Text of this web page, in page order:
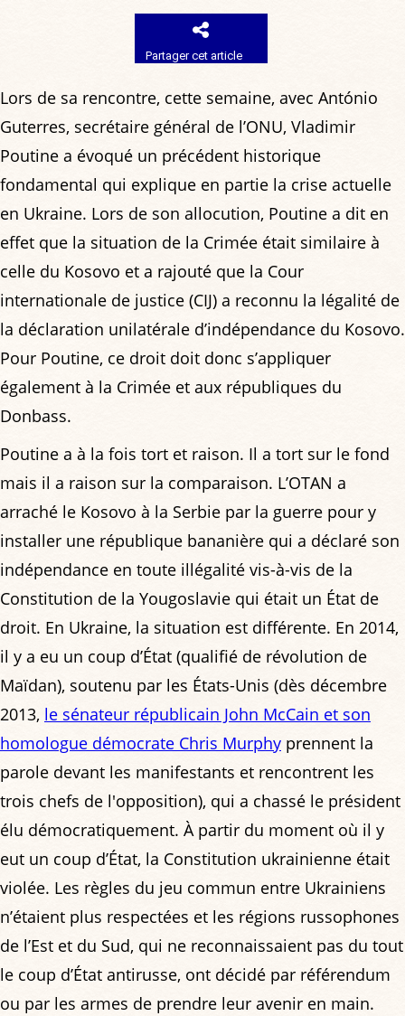
Partager cet article
Lors de sa rencontre, cette semaine, avec António
Guterres, secrétaire général de l’ONU, Vladimir
Poutine a évoqué un précédent historique
fondamental qui explique en partie la crise actuelle
en Ukraine. Lors de son allocution, Poutine a dit en
effet que la situation de la Crimée était similaire à
celle du Kosovo et a rajouté que la Cour
internationale de justice (CIJ) a reconnu la légalité de
la déclaration unilatérale d’indépendance du Kosovo.
Pour Poutine, ce droit doit donc s’appliquer
également à la Crimée et aux républiques du
Donbass.
Poutine a à la fois tort et raison. Il a tort sur le fond
mais il a raison sur la comparaison. L’OTAN a
arraché le Kosovo à la Serbie par la guerre pour y
installer une république bananière qui a déclaré son
indépendance en toute illégalité vis-à-vis de la
Constitution de la Yougoslavie qui était un État de
droit. En Ukraine, la situation est différente. En 2014,
il y a eu un coup d’État (qualifié de révolution de
Maïdan), soutenu par les États-Unis (dès décembre
2013, le sénateur républicain John McCain et son
homologue démocrate Chris Murphy prennent la
parole devant les manifestants et rencontrent les
trois chefs de l'opposition), qui a chassé le président
élu démocratiquement. À partir du moment où il y
eut un coup d’État, la Constitution ukrainienne était
violée. Les règles du jeu commun entre Ukrainiens
n’étaient plus respectées et les régions russophones
de l’Est et du Sud, qui ne reconnaissaient pas du tout
le coup d’État antirusse, ont décidé par référendum
ou par les armes de prendre leur avenir en main.